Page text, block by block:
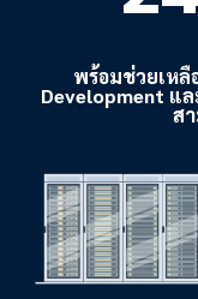
พร้อมช่วยเห
Development แ
ส